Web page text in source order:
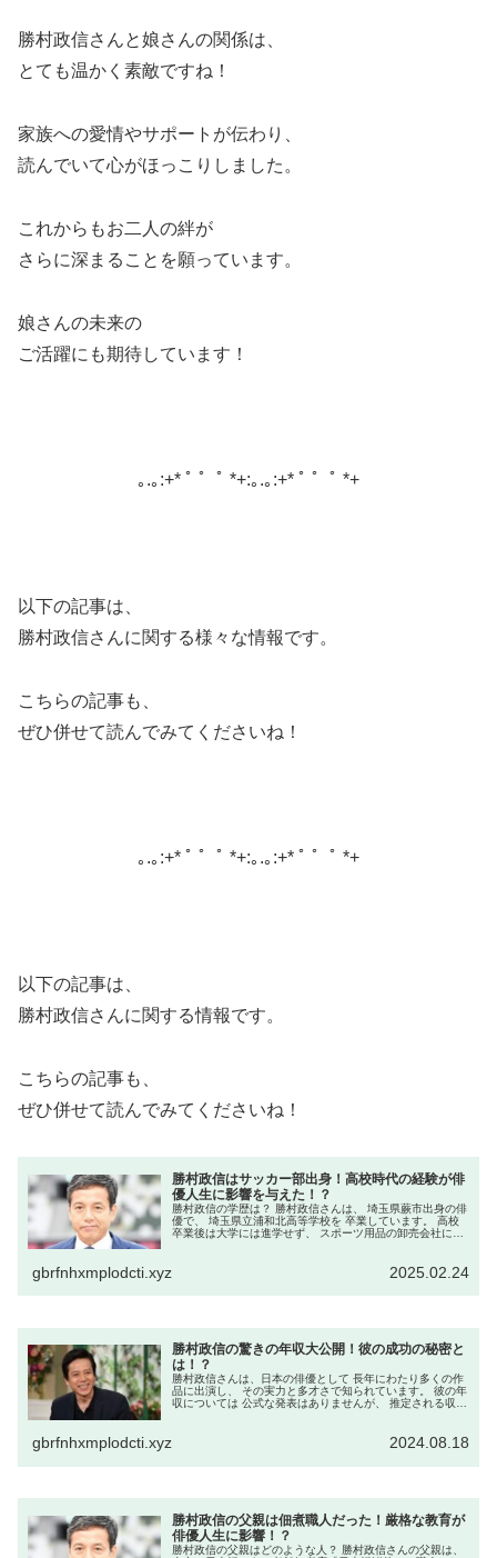
勝村政信さんと娘さんの関係は、
とても温かく素敵ですね！
家族への愛情やサポートが伝わり、
読んでいて心がほっこりしました。
これからもお二人の絆が
さらに深まることを願っています。
娘さんの未来の
ご活躍にも期待しています！
｡.｡:+* ﾟ ゜ﾟ *+:｡.｡:+* ﾟ ゜ﾟ *+
以下の記事は、
勝村政信さんに関する様々な情報です。
こちらの記事も、
ぜひ併せて読んでみてくださいね！
｡.｡:+* ﾟ ゜ﾟ *+:｡.｡:+* ﾟ ゜ﾟ *+
以下の記事は、
勝村政信さんに関する情報です。
こちらの記事も、
ぜひ併せて読んでみてくださいね！
勝村政信はサッカー部出身！高校時代の経験が俳
優人生に影響を与えた！？
勝村政信の学歴は？ 勝村政信さんは、 埼玉県蕨市出身の俳
優で、 埼玉県立浦和北高等学校を 卒業しています。 高校
卒業後は大学には進学せず、 スポーツ用品の卸売会社に就
gbrfnhxmplodcti.xyz 2025.02.24
勝村政信の驚きの年収大公開！彼の成功の秘密と
は！？
勝村政信さんは、日本の俳優として 長年にわたり多くの作
品に出演し、 その実力と多才さで知られています。 彼の年
収については 公式な発表はありませんが、 推定される収入
gbrfnhxmplodcti.xyz 2024.08.18
勝村政信の父親は佃煮職人だった！厳格な教育が
俳優人生に影響！？
勝村政信の父親はどのような人？ 勝村政信さんの父親は、